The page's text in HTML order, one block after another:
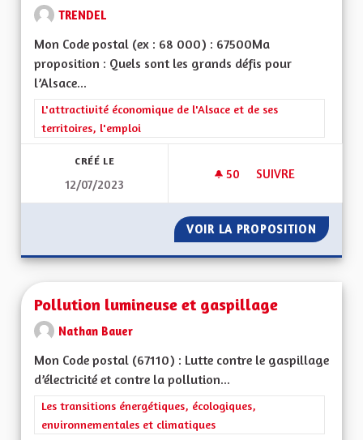
TRENDEL
Mon Code postal (ex : 68 000) : 67500Ma
proposition : Quels sont les grands défis pour
l’Alsace...
Filtrer les résultats de la catégorie : L'attractivité
L'attractivité économique de l'Alsace et de ses
territoires, l'emploi
CRÉÉ LE
12/07/2023
50 50 ABONNÉS
SUIVRE
VOIR LA PROPOSITION PÔLE
Pollution lumineuse et gaspillage
Nathan Bauer
Mon Code postal (67110) : Lutte contre le gaspillage
d’électricité et contre la pollution...
Filtrer les résultats de la catégorie : Les transitions
Les transitions énergétiques, écologiques,
environnementales et climatiques